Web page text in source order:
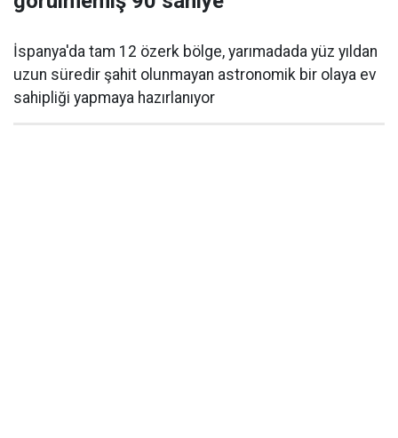
İspanya'da tam 12 özerk bölge, yarımadada yüz yıldan
uzun süredir şahit olunmayan astronomik bir olaya ev
sahipliği yapmaya hazırlanıyor